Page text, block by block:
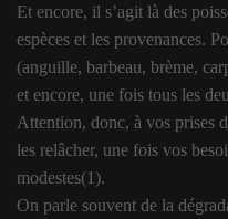
Et encore, il s’agit là des
espèces et les provenances.
(anguille, barbeau, brème,
et encore, une fois tous les
Attention, donc, à vos prises
les relâcher, une fois vos
modestes(1).
On parle souvent de la